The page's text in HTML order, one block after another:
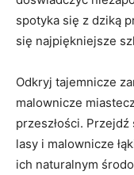
spotyka się ​z‌ dziką​
się najpiękniejsze
Odkryj tajemnicze
malownicze‍
‌przeszłości.
lasy i malownicze
ich ​naturalnym